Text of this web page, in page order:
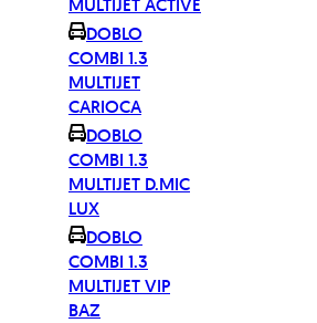
MULTIJET ACTIVE
DOBLO
COMBI 1.3
MULTIJET
CARIOCA
DOBLO
COMBI 1.3
MULTIJET D.MIC
LUX
DOBLO
COMBI 1.3
MULTIJET VIP
BAZ